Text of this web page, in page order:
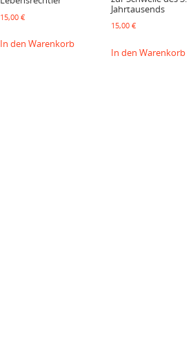
15,00€
In den Warenkorb
Jahrtausends
15,00 €
In den Warenkorb